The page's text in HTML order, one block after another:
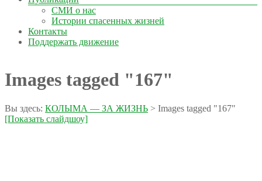
СМИ о нас
Истории спасенных жизней
Контакты
Поддержать движение
Images tagged "167"
Вы здесь: КОЛЫМА — ЗА ЖИЗНЬ > Images tagged "167"
[Показать слайдшоу]